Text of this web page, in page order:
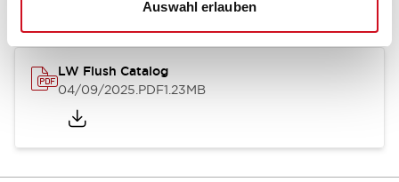
Auswahl erlauben
LW Flush Catalog
04/09/2025.PDF1.23MB